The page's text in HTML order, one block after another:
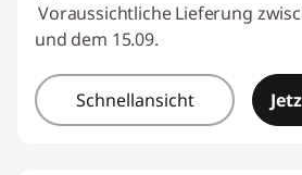
Voraussichtliche Lieferung
und dem 15.09.
Schnellansicht